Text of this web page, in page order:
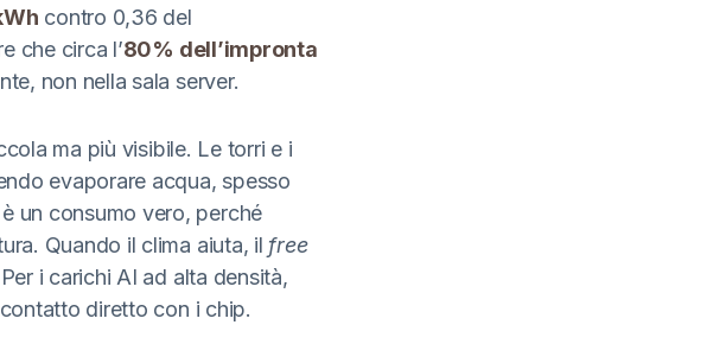
contro 0,36 del
che circa l’80% dell’impronta
non nella sala server.
ma più visibile. Le torri e i
evaporare acqua, spesso
un consumo vero, perché
Quando il clima aiuta, il free
i carichi AI ad alta densità,
diretto con i chip.